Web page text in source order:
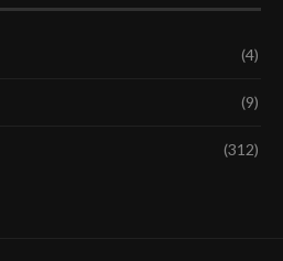
(4)
(9)
(312)